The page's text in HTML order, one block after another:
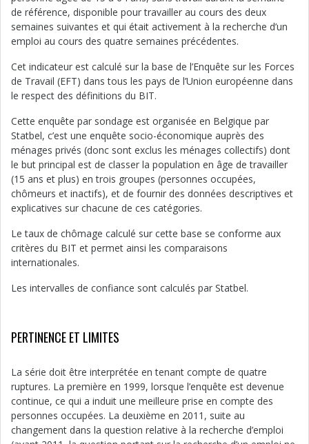
de référence, disponible pour travailler au cours des deux
semaines suivantes et qui était activement à la recherche d’un
emploi au cours des quatre semaines précédentes.
Cet indicateur est calculé sur la base de l’Enquête sur les Forces
de Travail (EFT) dans tous les pays de l’Union européenne dans
le respect des définitions du BIT.
Cette enquête par sondage est organisée en Belgique par
Statbel, c’est une enquête socio-économique auprès des
ménages privés (donc sont exclus les ménages collectifs) dont
le but principal est de classer la population en âge de travailler
(15 ans et plus) en trois groupes (personnes occupées,
chômeurs et inactifs), et de fournir des données descriptives et
explicatives sur chacune de ces catégories.
Le taux de chômage calculé sur cette base se conforme aux
critères du BIT et permet ainsi les comparaisons
internationales.
Les intervalles de confiance sont calculés par Statbel.
PERTINENCE ET LIMITES
La série doit être interprétée en tenant compte de quatre
ruptures. La première en 1999, lorsque l’enquête est devenue
continue, ce qui a induit une meilleure prise en compte des
personnes occupées. La deuxième en 2011, suite au
changement dans la question relative à la recherche d’emploi